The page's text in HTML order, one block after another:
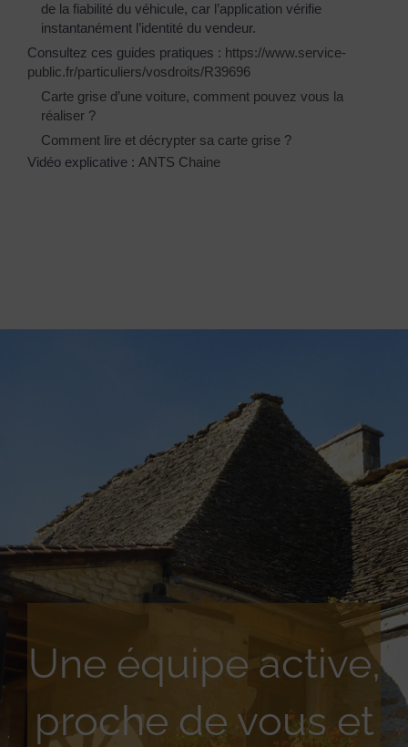
de la fiabilité du véhicule, car l’application vérifie
instantanément l’identité du vendeur.
Consultez ces guides pratiques : https://www.service-
public.fr/particuliers/vosdroits/R39696
Carte grise d’une voiture, comment pouvez vous la
réaliser ?
Comment lire et décrypter sa carte grise ?
Vidéo explicative : ANTS Chaine
Une équipe active,
proche de vous et